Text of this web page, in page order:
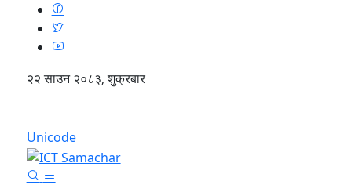
२२ साउन २०८३, शुक्रबार
Unicode